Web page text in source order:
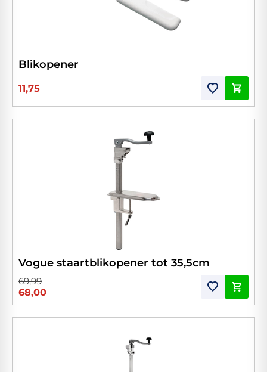
Blikopener
11,75
Vogue staartblikopener tot 35,5cm
69,99
68,00